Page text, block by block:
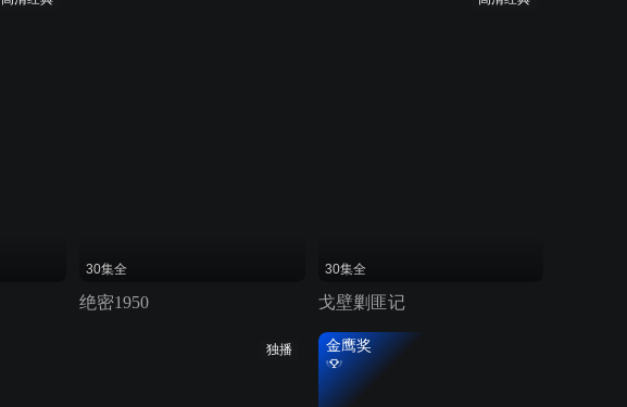
30集全
绝密1950
30集全
戈壁剿匪记
独播 金鹰奖